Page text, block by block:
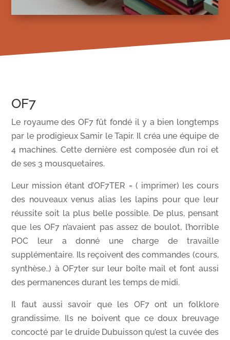
OF7
Le royaume des OF7 fût fondé il y a bien longtemps
par le prodigieux Samir le Tapir. Il créa une équipe de
4 machines. Cette dernière est composée d’un roi et
de ses 3 mousquetaires.
Leur mission étant d’OF7TER = ( imprimer) les cours
des nouveaux venus alias les lapins pour que leur
réussite soit la plus belle possible. De plus, pensant
que les OF7 n’avaient pas assez de boulot, l’horrible
POC leur a donné une charge de travaille
supplémentaire. Ils reçoivent des commandes (cours,
synthèse..) à OF7ter sur leur boîte mail et font aussi
des permanences durant les temps de midi.
Il faut aussi savoir que les OF7 ont un folklore
grandissime. Ils ne boivent que ce doux breuvage
concocté par le druide Dubuisson qu’est la cuvée des